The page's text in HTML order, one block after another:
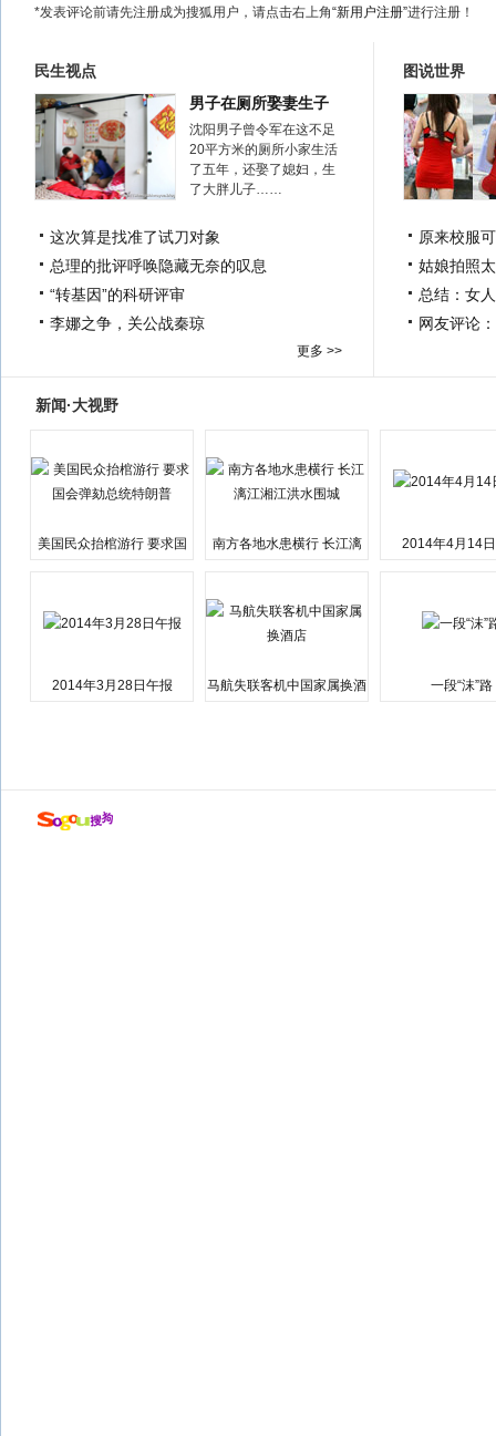
*发表评论前请先注册成为搜狐用户，请点击右上角“新用户注册”进行注册！
民生视点
男子在厕所娶妻生子
沈阳男子曾令军在这不足
20平方米的厕所小家生活
了五年，还娶了媳妇，生
了大胖儿子……
这次算是找准了试刀对象
总理的批评呼唤隐藏无奈的叹息
“转基因”的科研评审
李娜之争，关公战秦琼
更多 >>
图说世界
原来校服
姑娘拍照
总结：女
网友评论
新闻·大视野
美国民众抬棺游行 要求国
南方各地水患横行 长江漓
2014年4月14
2014年3月28日午报
马航失联客机中国家属换酒
一段“沫”路